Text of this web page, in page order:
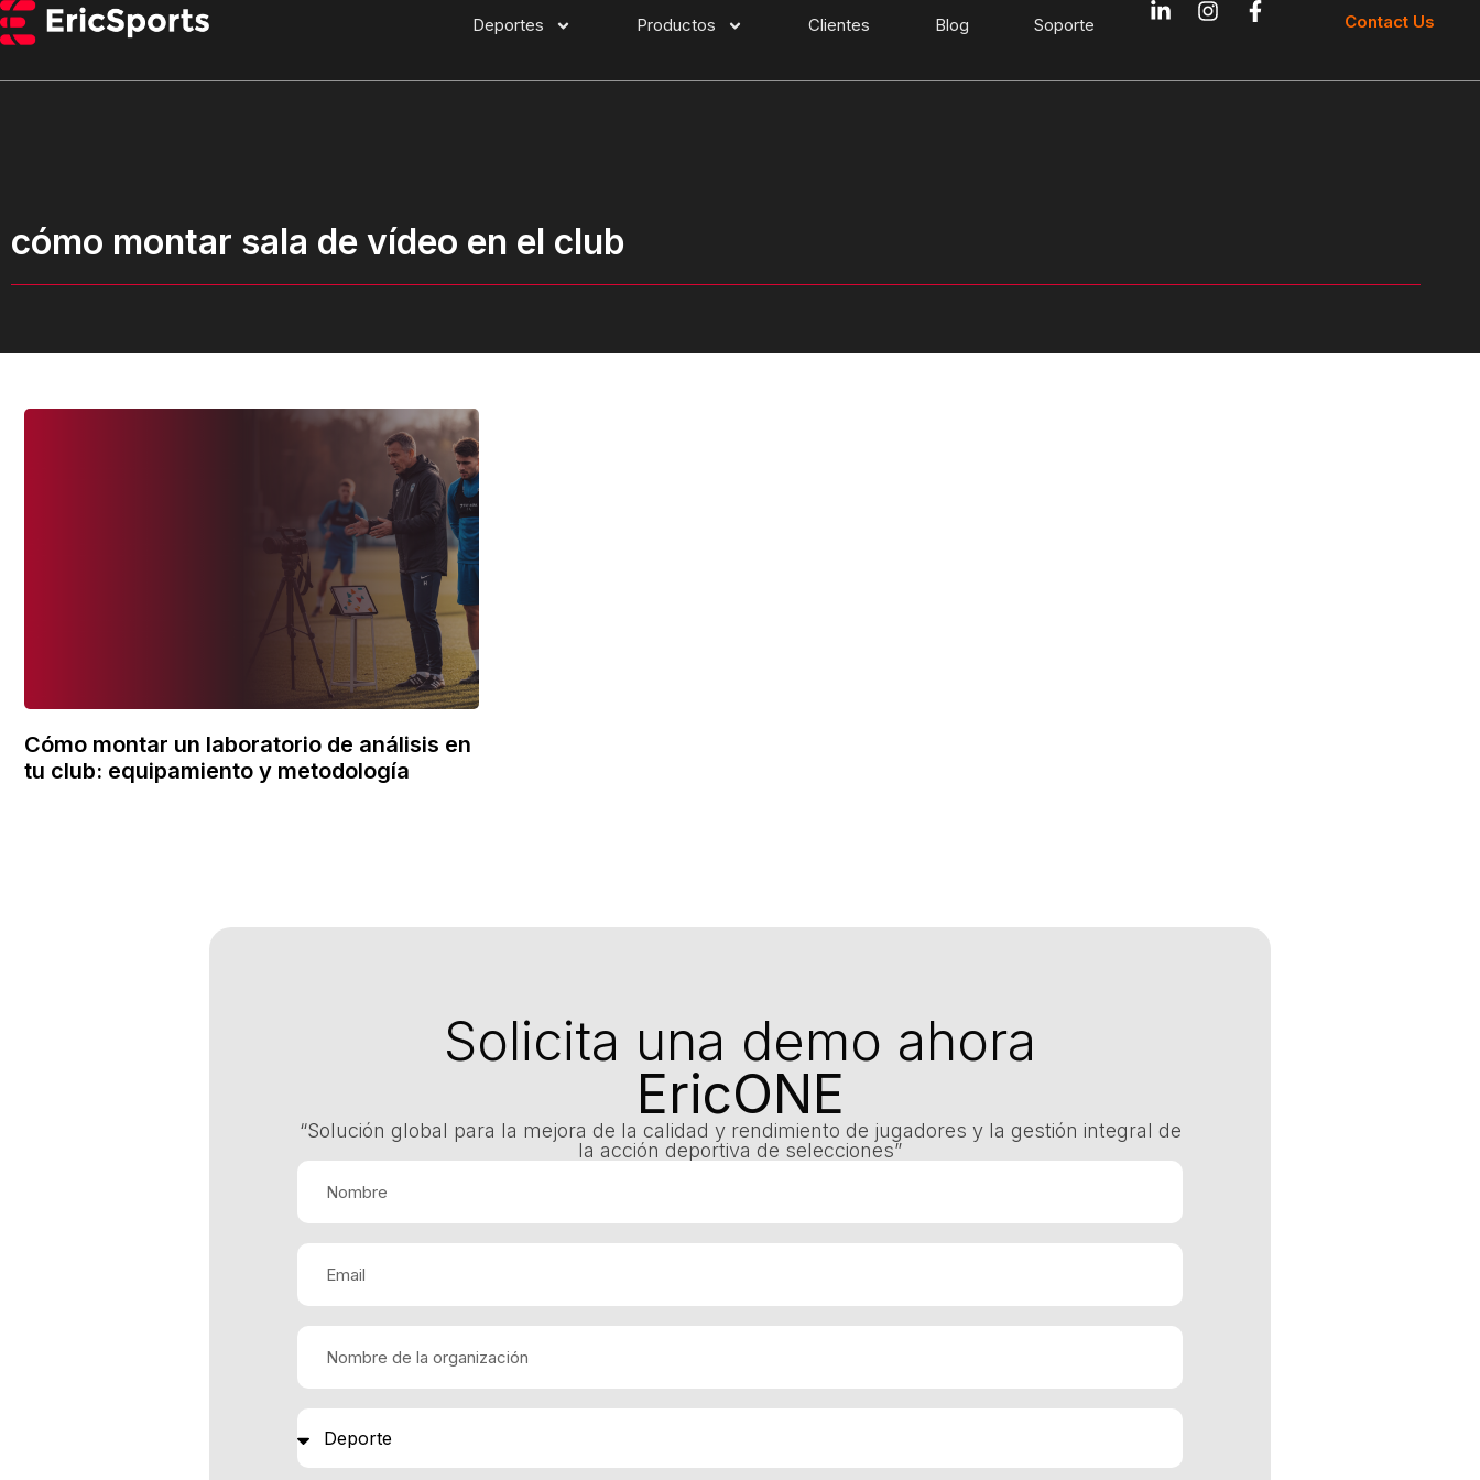
Deportes Productos Clientes Blog Soporte Contact Us
cómo montar sala de vídeo en el club
Cómo montar un laboratorio de análisis en
tu club: equipamiento y metodología
Solicita una demo ahora
EricONE
“Solución global para la mejora de la calidad y rendimiento de jugadores y la gestión integral de
la acción deportiva de selecciones”